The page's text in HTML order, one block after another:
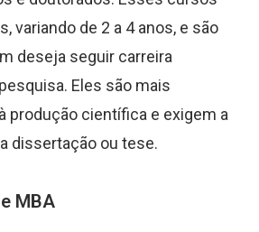
variando de 2 a 4 anos, e são
deseja seguir carreira
Eles são mais
produção científica e exigem a
dissertação ou tese.
MBA